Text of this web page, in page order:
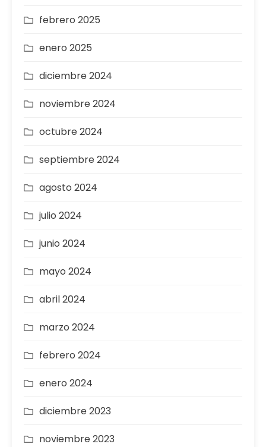
febrero 2025
enero 2025
diciembre 2024
noviembre 2024
octubre 2024
septiembre 2024
agosto 2024
julio 2024
junio 2024
mayo 2024
abril 2024
marzo 2024
febrero 2024
enero 2024
diciembre 2023
noviembre 2023